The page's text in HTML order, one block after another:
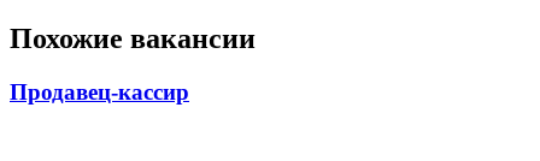
Похожие вакансии
Продавец-кассир